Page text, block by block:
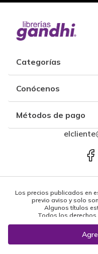
Categorías
Conócenos
Métodos de pago
Los precios publicados en
previo aviso y solo
Algunos títulos
Todos los